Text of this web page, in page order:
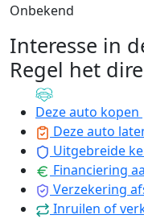
Onbekend
Interesse in
Regel het
Deze auto kopen
Deze auto
Uitgebreide
Financiering
Verzekering
Inruilen of